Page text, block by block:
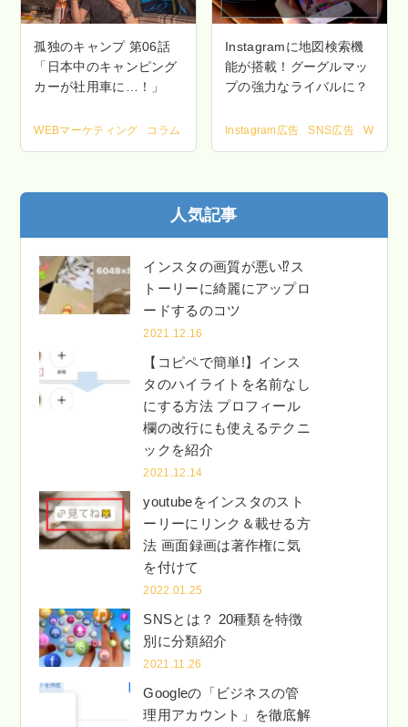
孤独のキャンプ 第06話
「日本中のキャンピング
カーが社用車に…！」
WEBマーケティング コラム ライフスタイル 仕事・キャリア 地域商
Instagramに地図検索機
能が搭載！グーグルマッ
プの強力なライバルに？
Instagram広告 SNS広告 WEBマ
人気記事
インスタの画質が悪い⁉ス
トーリーに綺麗にアップロ
ードするのコツ
2021.12.16
【コピペで簡単!】インス
タのハイライトを名前なし
にする方法 プロフィール
欄の改行にも使えるテクニ
ックを紹介
2021.12.14
youtubeをインスタのスト
ーリーにリンク＆載せる方
法 画面録画は著作権に気
を付けて
2022.01.25
SNSとは？ 20種類を特徴
別に分類紹介
2021.11.26
Googleの「ビジネスの管
理用アカウント」を徹底解